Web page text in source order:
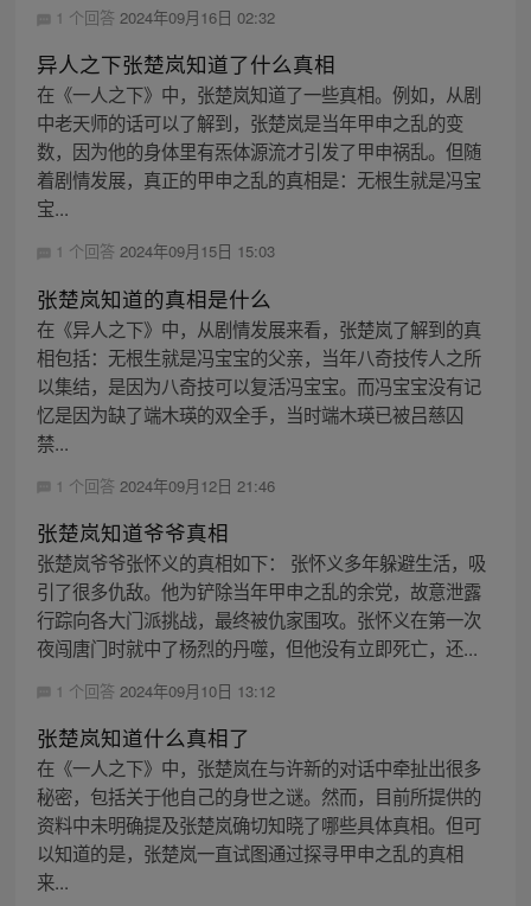
1 个回答 2024年09月16日 02:32
异人之下张楚岚知道了什么真相
在《一人之下》中，张楚岚知道了一些真相。例如，从剧
中老天师的话可以了解到，张楚岚是当年甲申之乱的变
数，因为他的身体里有炁体源流才引发了甲申祸乱。但随
着剧情发展，真正的甲申之乱的真相是：无根生就是冯宝
宝...
1 个回答 2024年09月15日 15:03
张楚岚知道的真相是什么
在《异人之下》中，从剧情发展来看，张楚岚了解到的真
相包括：无根生就是冯宝宝的父亲，当年八奇技传人之所
以集结，是因为八奇技可以复活冯宝宝。而冯宝宝没有记
忆是因为缺了端木瑛的双全手，当时端木瑛已被吕慈囚
禁...
1 个回答 2024年09月12日 21:46
张楚岚知道爷爷真相
张楚岚爷爷张怀义的真相如下： 张怀义多年躲避生活，吸
引了很多仇敌。他为铲除当年甲申之乱的余党，故意泄露
行踪向各大门派挑战，最终被仇家围攻。张怀义在第一次
夜闯唐门时就中了杨烈的丹噬，但他没有立即死亡，还...
1 个回答 2024年09月10日 13:12
张楚岚知道什么真相了
在《一人之下》中，张楚岚在与许新的对话中牵扯出很多
秘密，包括关于他自己的身世之谜。然而，目前所提供的
资料中未明确提及张楚岚确切知晓了哪些具体真相。但可
以知道的是，张楚岚一直试图通过探寻甲申之乱的真相
来...